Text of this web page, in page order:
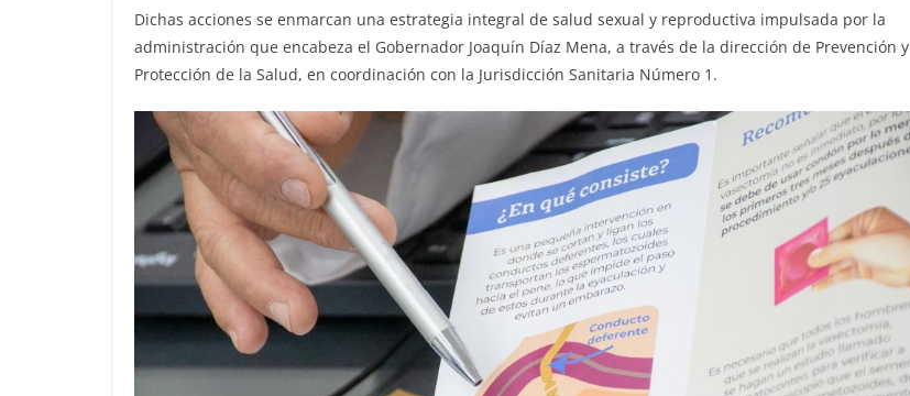
Dichas acciones se enmarcan una estrategia integral de salud sexual y reproductiva impulsada por la
administración que encabeza el Gobernador Joaquín Díaz Mena, a través de la dirección de Prevención y
Protección de la Salud, en coordinación con la Jurisdicción Sanitaria Número 1.